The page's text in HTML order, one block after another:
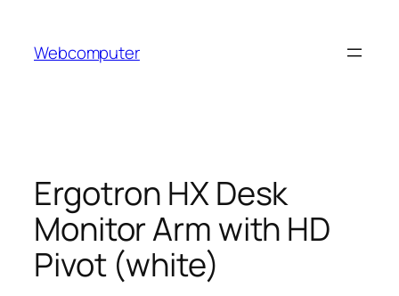
innehåll
Webcomputer
Ergotron HX Desk
Monitor Arm with HD
Pivot (white)